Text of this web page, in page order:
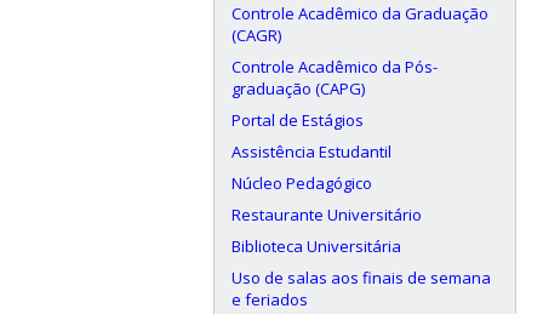
Controle Acadêmico da Graduação
(CAGR)
Controle Acadêmico da Pós-
graduação (CAPG)
Portal de Estágios
Assistência Estudantil
Núcleo Pedagógico
Restaurante Universitário
Biblioteca Universitária
Uso de salas aos finais de semana
e feriados